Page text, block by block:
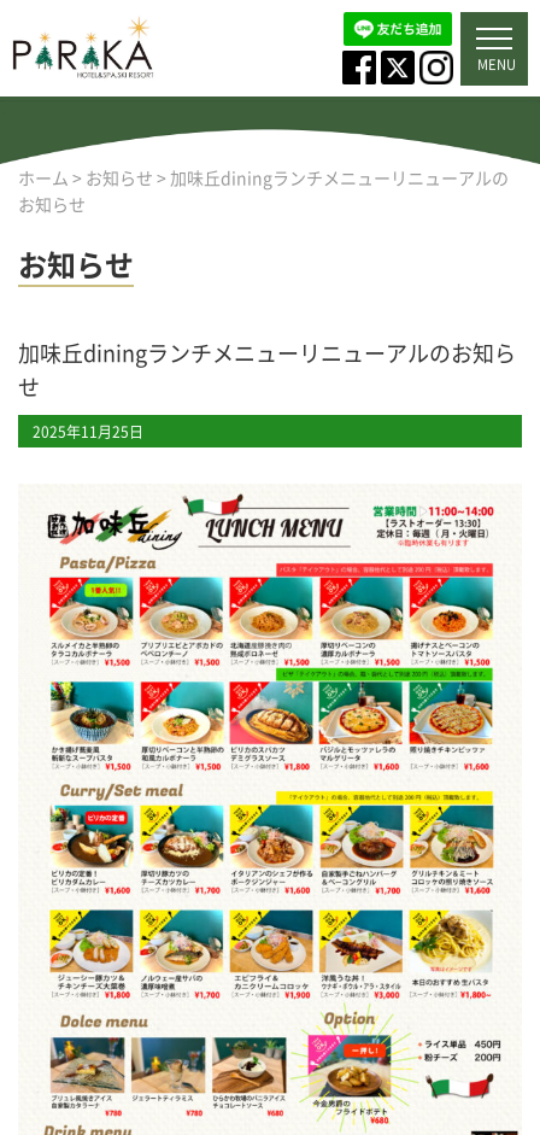
MENU
ホーム > お知らせ > 加味丘diningランチメニューリニューアルの
お知らせ
お知らせ
加味丘diningランチメニューリニューアルのお知ら
せ
2025年11月25日